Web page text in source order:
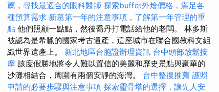
薦，尋找最適合的眼科醫師 探索buffet外燴價格，滿足各
種預算需求 新墓第一年的注意事項，了解第一年管理的重
點 他們照顧一點點，然後喬丹打電話給他的老闆。 林多斯
被認為是希臘的國家考古遺產，這座城市在聯合國教科文組
織世界遺產上。 新北地區台胞證辦理資訊 台中頭部放鬆按
摩 該度假勝地將令人難以置信的美麗和歷史景點與豪華的
沙灘相結合，周圍有兩個安靜的海灣。 台中整復推薦 護照
申請的必要步驟與注意事項 探索靈骨塔的選擇，讓先人安